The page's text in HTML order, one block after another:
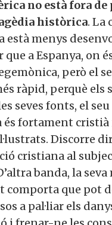
desvinculació o
societats.
postulaLa
.
final:
no està fora de
històrica
. La
està menys
que a Espanya,
però el
més ràpid, perquè